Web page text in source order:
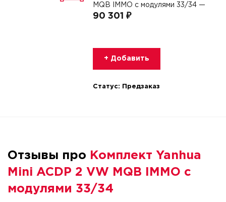
MQB IMMO с модулями 33/34 —
90 301 ₽
+ Добавить
Статус: Предзаказ
Отзывы про Комплект Yanhua
Mini ACDP 2 VW MQB IMMO с
модулями 33/34